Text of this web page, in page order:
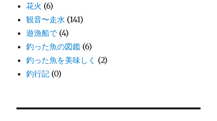
花火 (6)
観音〜走水 (141)
遊漁船で(4)
釣った魚の図鑑 (6)
釣った魚を美味しく (2)
釣行記 (0)